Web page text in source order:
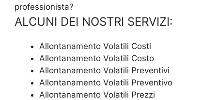
professionista?
ALCUNI DEI NOSTRI SERVIZI:
Allontanamento Volatili Costi
Allontanamento Volatili Costo
Allontanamento Volatili Preventivi
Allontanamento Volatili Preventivo
Allontanamento Volatili Prezzi